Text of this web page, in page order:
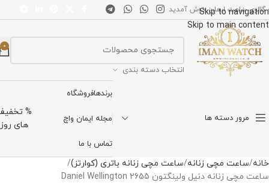
Skip to navigation
Skip to main content
گالری ساعت ایمان خوش آمدید
انتخاب دسته بندی
0
مرور دسته ها
برندهافروشگاه
مجله ایمان واچ
تماس با ما
%
های روز
خانه ساعت مچی زنانه ساعت مچی زنانه باتری (کوارتز)
ساعت مچی زنانه دنیل ولینگتون 2655 Daniel Wellington